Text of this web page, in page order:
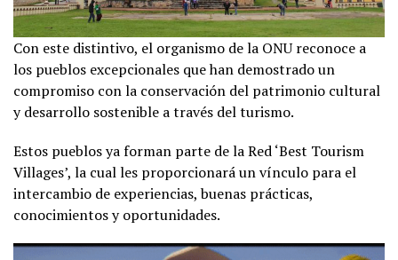
Con este distintivo, el organismo de la ONU reconoce a
los pueblos excepcionales que han demostrado un
compromiso con la conservación del patrimonio cultural
y desarrollo sostenible a través del turismo.
Estos pueblos ya forman parte de la Red ‘Best Tourism
Villages’, la cual les proporcionará un vínculo para el
intercambio de experiencias, buenas prácticas,
conocimientos y oportunidades.